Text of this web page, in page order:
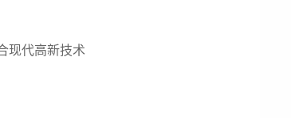
现代高新技术